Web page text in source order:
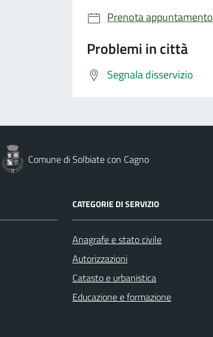
Prenota appuntamento
Problemi in città
Segnala disservizio
Comune di Solbiate con Cagno
CATEGORIE DI SERVIZIO
Anagrafe e stato civile
Autorizzazioni
Catasto e urbanistica
Educazione e formazione